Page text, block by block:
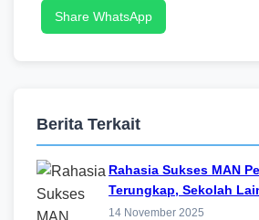
Share WhatsApp
Berita Terkait
Rahasia Sukses MAN
Terungkap, Sekolah
14 November 2025